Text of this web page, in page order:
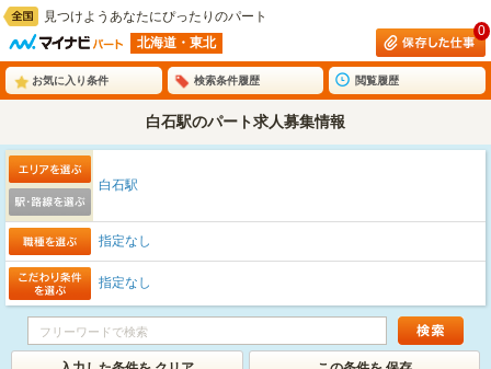
見つけようあなたにぴったりのパート
北海道・東北
0
お気に入り条件 検索条件履歴 閲覧履歴
白石駅のパート求人募集情報
白石駅
指定なし
指定なし